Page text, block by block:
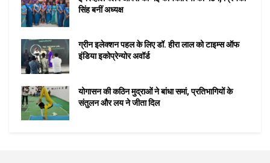
सिंह बनीं अध्यक्ष
ग्रीन इलेक्शन पहल के लिए डॉ. हीरा लाल को टाइम्स ऑफ
इंडिया इकोप्रेन्योर अवॉर्ड
योगासन की कठिन मुद्राओं ने बांधा समां, प्रतिभागियों के
संतुलन और लय ने जीता दिल